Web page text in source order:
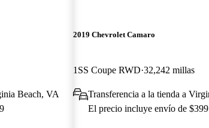
Beach, VA
2019 Chevrolet Camaro
1SS Coupe RWD 32,242 millas
Transferencia a la tienda a
El precio incluye envío de $399